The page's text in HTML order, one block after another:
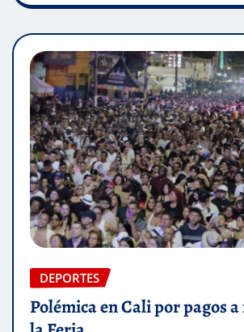
DEPORTES
Polémica en Cali por pagos